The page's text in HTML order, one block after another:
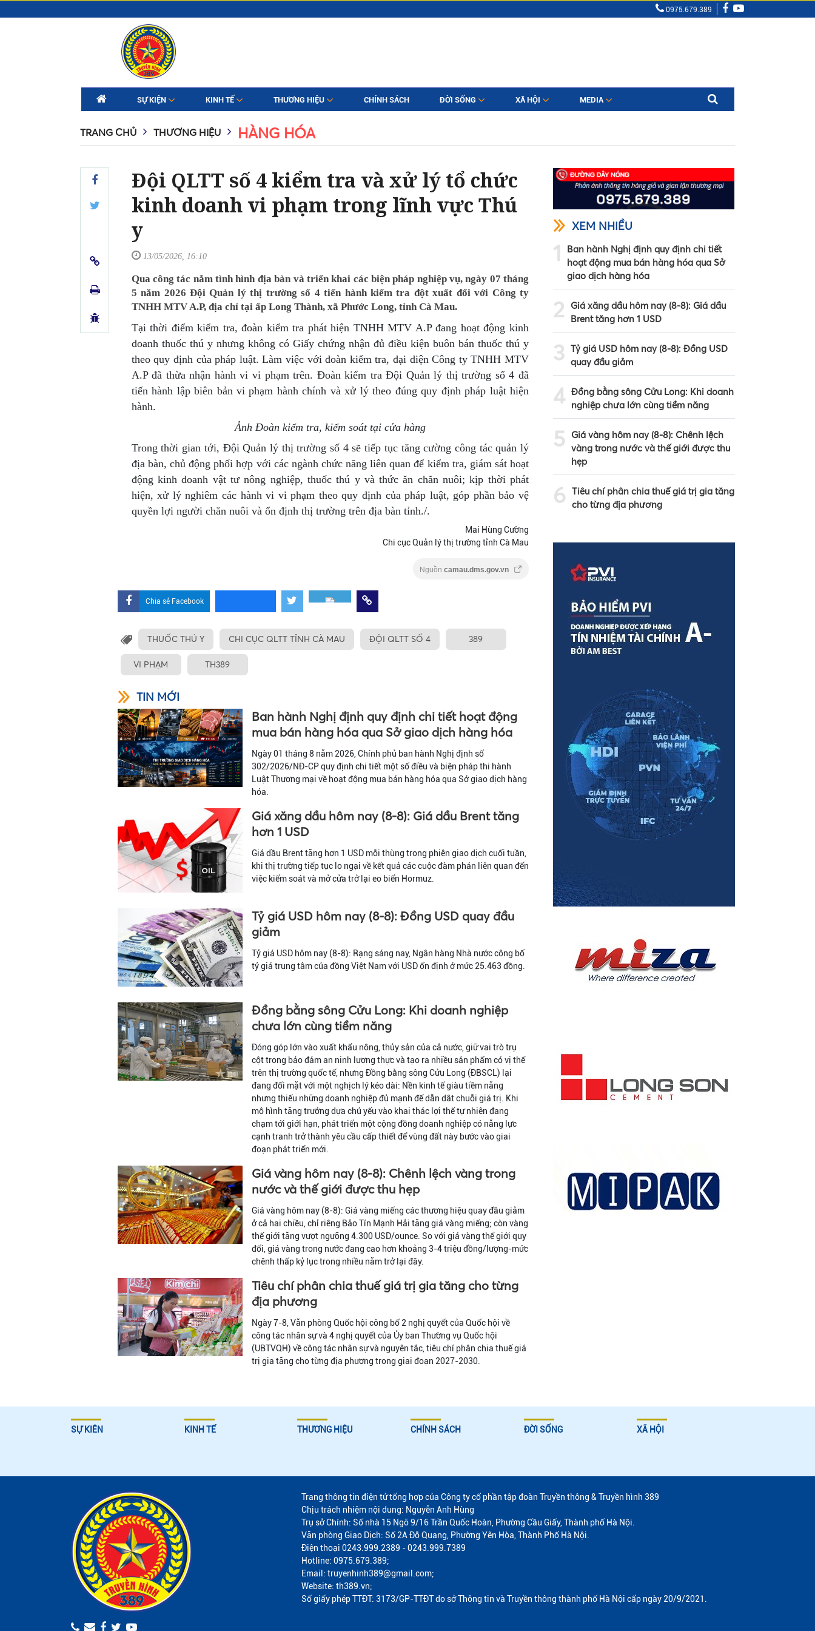
0975.679.389
SỰ KIỆN KINH TẾ THƯƠNG HIỆU CHÍNH SÁCH ĐỜI SỐNG XÃ HỘI MEDIA
TRANG CHỦ THƯƠNG HIỆU HÀNG HÓA
Đội QLTT số 4 kiểm tra và xử lý tổ chức
kinh doanh vi phạm trong lĩnh vực Thú
y
13/05/2026, 16:10
Qua công tác nắm tình hình địa bàn và triển khai các biện pháp nghiệp vụ, ngày 07 tháng
5 năm 2026 Đội Quản lý thị trường số 4 tiến hành kiểm tra đột xuất đối với Công ty
TNHH MTV A.P, địa chỉ tại ấp Long Thành, xã Phước Long, tỉnh Cà Mau.
Tại thời điểm kiểm tra, đoàn kiểm tra phát hiện TNHH MTV A.P đang hoạt động kinh
doanh thuốc thú y nhưng không có Giấy chứng nhận đủ điều kiện buôn bán thuốc thú y
theo quy định của pháp luật. Làm việc với đoàn kiểm tra, đại diện Công ty TNHH MTV
A.P đã thừa nhận hành vi vi phạm trên. Đoàn kiểm tra Đội Quản lý thị trường số 4 đã
tiến hành lập biên bản vi phạm hành chính và xử lý theo đúng quy định pháp luật hiện
hành.
Ảnh Đoàn kiểm tra, kiểm soát tại cửa hàng
Trong thời gian tới, Đội Quản lý thị trường số 4 sẽ tiếp tục tăng cường công tác quản lý
địa bàn, chủ động phối hợp với các ngành chức năng liên quan để kiểm tra, giám sát hoạt
động kinh doanh vật tư nông nghiệp, thuốc thú y và thức ăn chăn nuôi; kịp thời phát
hiện, xử lý nghiêm các hành vi vi phạm theo quy định của pháp luật, góp phần bảo vệ
quyền lợi người chăn nuôi và ổn định thị trường trên địa bàn tỉnh./.
Mai Hùng Cường
Chi cục Quản lý thị trường tỉnh Cà Mau
Nguồn camau.dms.gov.vn
Chia sẻ Facebook
THUỐC THÚ Y CHI CỤC QLTT TỈNH CÀ MAU ĐỘI QLTT SỐ 4 389
VI PHẠM TH389
TIN MỚI
Ban hành Nghị định quy định chi tiết hoạt động
mua bán hàng hóa qua Sở giao dịch hàng hóa
Ngày 01 tháng 8 năm 2026, Chính phủ ban hành Nghị định số
302/2026/NĐ-CP quy định chi tiết một số điều và biện pháp thi hành
Luật Thương mại về hoạt động mua bán hàng hóa qua Sở giao dịch hàng
hóa.
Giá xăng dầu hôm nay (8-8): Giá dầu Brent tăng
hơn 1 USD
Giá dầu Brent tăng hơn 1 USD mỗi thùng trong phiên giao dịch cuối tuần,
khi thị trường tiếp tục lo ngại về kết quả các cuộc đàm phán liên quan đến
việc kiểm soát và mở cửa trở lại eo biển Hormuz.
Tỷ giá USD hôm nay (8-8): Đồng USD quay đầu
giảm
Tỷ giá USD hôm nay (8-8): Rạng sáng nay, Ngân hàng Nhà nước công bố
tỷ giá trung tâm của đồng Việt Nam với USD ổn định ở mức 25.463 đồng.
Đồng bằng sông Cửu Long: Khi doanh nghiệp
chưa lớn cùng tiềm năng
Đóng góp lớn vào xuất khẩu nông, thủy sản của cả nước, giữ vai trò trụ
cột trong bảo đảm an ninh lương thực và tạo ra nhiều sản phẩm có vị thế
trên thị trường quốc tế, nhưng Đồng bằng sông Cửu Long (ĐBSCL) lại
đang đối mặt với một nghịch lý kéo dài: Nền kinh tế giàu tiềm năng
nhưng thiếu những doanh nghiệp đủ mạnh để dẫn dắt chuỗi giá trị. Khi
mô hình tăng trưởng dựa chủ yếu vào khai thác lợi thế tự nhiên đang
chạm tới giới hạn, phát triển một cộng đồng doanh nghiệp có năng lực
cạnh tranh trở thành yêu cầu cấp thiết để vùng đất này bước vào giai
đoạn phát triển mới.
Giá vàng hôm nay (8-8): Chênh lệch vàng trong
nước và thế giới được thu hẹp
Giá vàng hôm nay (8-8): Giá vàng miếng các thương hiệu quay đầu giảm
ở cả hai chiều, chỉ riêng Bảo Tín Mạnh Hải tăng giá vàng miếng; còn vàng
thế giới tăng vượt ngưỡng 4.300 USD/ounce. So với giá vàng thế giới quy
đổi, giá vàng trong nước đang cao hơn khoảng 3-4 triệu đồng/lượng-mức
chênh thấp kỷ lục trong nhiều năm trở lại đây.
Tiêu chí phân chia thuế giá trị gia tăng cho từng
địa phương
Ngày 7-8, Văn phòng Quốc hội công bố 2 nghị quyết của Quốc hội về
công tác nhân sự và 4 nghị quyết của Ủy ban Thường vụ Quốc hội
(UBTVQH) về công tác nhân sự và nguyên tắc, tiêu chí phân chia thuế giá
trị gia tăng cho từng địa phương trong giai đoạn 2027-2030.
XEM NHIỀU
1
Ban hành Nghị định quy định chi tiết
hoạt động mua bán hàng hóa qua Sở
giao dịch hàng hóa
2
Giá xăng dầu hôm nay (8-8): Giá dầu
Brent tăng hơn 1 USD
3 Tỷ giá USD hôm nay (8-8): Đồng USD
quay đầu giảm
4 Đồng bằng sông Cửu Long: Khi doanh
nghiệp chưa lớn cùng tiềm năng
5
Giá vàng hôm nay (8-8): Chênh lệch
vàng trong nước và thế giới được thu
hẹp
6 Tiêu chí phân chia thuế giá trị gia tăng
cho từng địa phương
SỰ KIÊN KINH TẾ THƯƠNG HIỆU CHÍNH SÁCH ĐỜI SỐNG XÃ HỘI
Trang thông tin điện tử tổng hợp của Công ty cổ phần tập đoàn Truyền thông & Truyền hình 389
Chịu trách nhiệm nội dung: Nguyễn Anh Hùng
Trụ sở Chính: Số nhà 15 Ngõ 9/16 Trần Quốc Hoàn, Phường Cầu Giấy, Thành phố Hà Nội.
Văn phòng Giao Dịch: Số 2A Đỗ Quang, Phường Yên Hòa, Thành Phố Hà Nội.
Điện thoại 0243.999.2389 - 0243.999.7389
Hotline: 0975.679.389;
Email: truyenhinh389@gmail.com;
Website: th389.vn;
Số giấy phép TTĐT: 3173/GP-TTĐT do sở Thông tin và Truyền thông thành phố Hà Nội cấp ngày 20/9/2021.